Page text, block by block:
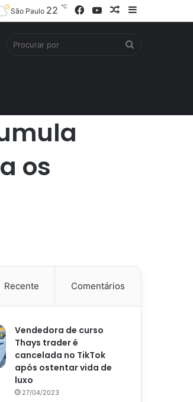
Barra
Artigo
YouTube
Facebook
São Paulo 22 ℃
os
Recente Comentários
Vendedora de curso
Thays trader é
cancelada no TikTok
após ostentar vida de
luxo
27/04/2023